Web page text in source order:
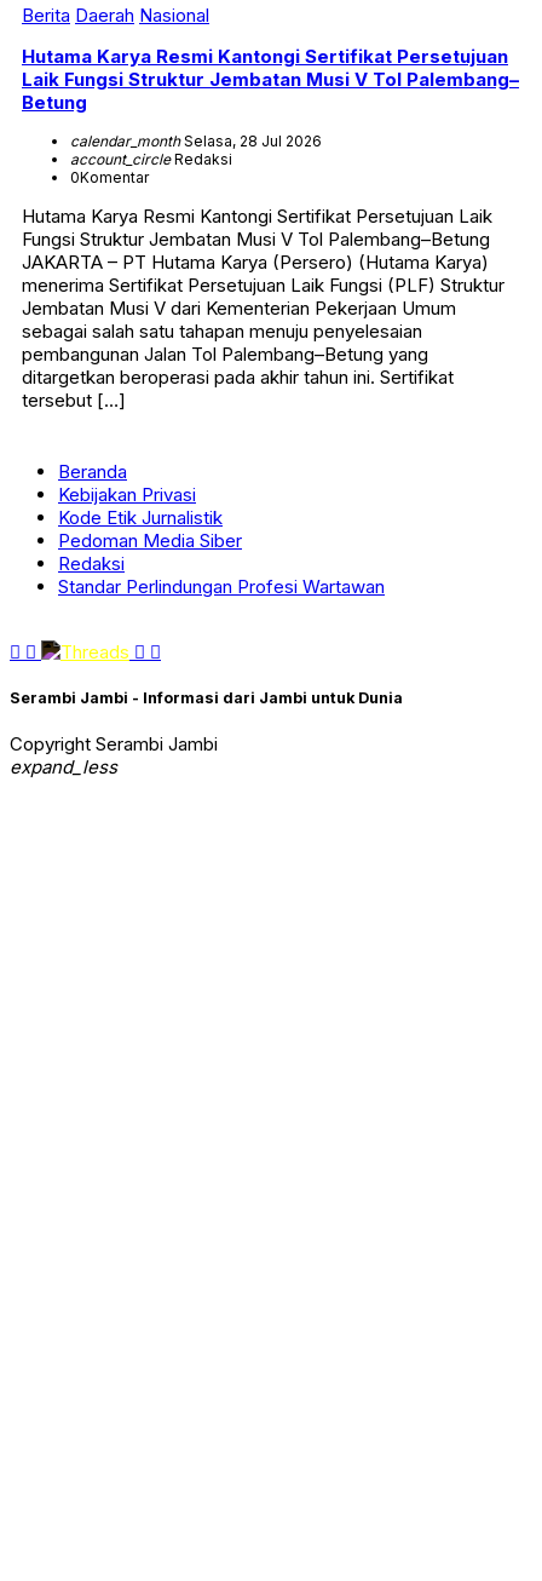
Berita Daerah Nasional
Hutama Karya Resmi Kantongi Sertifikat Persetujuan
Laik Fungsi Struktur Jembatan Musi V Tol Palembang–
Betung
calendar_monthSelasa, 28 Jul 2026
account_circleRedaksi
0Komentar
Hutama Karya Resmi Kantongi Sertifikat Persetujuan Laik
Fungsi Struktur Jembatan Musi V Tol Palembang–Betung
JAKARTA – PT Hutama Karya (Persero) (Hutama Karya)
menerima Sertifikat Persetujuan Laik Fungsi (PLF) Struktur
Jembatan Musi V dari Kementerian Pekerjaan Umum
sebagai salah satu tahapan menuju penyelesaian
pembangunan Jalan Tol Palembang–Betung yang
ditargetkan beroperasi pada akhir tahun ini. Sertifikat
tersebut […]
Beranda
Kebijakan Privasi
Kode Etik Jurnalistik
Pedoman Media Siber
Redaksi
Standar Perlindungan Profesi Wartawan
Serambi Jambi - Informasi dari Jambi untuk Dunia
Copyright Serambi Jambi
expand_less